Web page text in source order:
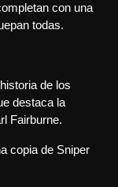
con una
todas.
de los
destaca la
Fairburne.
copia de Sniper